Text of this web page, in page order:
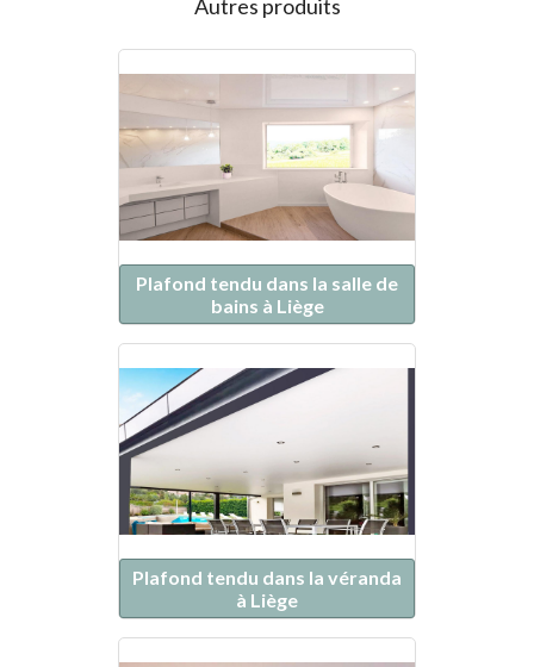
Autres produits
Plafond tendu dans la salle de
bains à Liège
Plafond tendu dans la véranda
à Liège